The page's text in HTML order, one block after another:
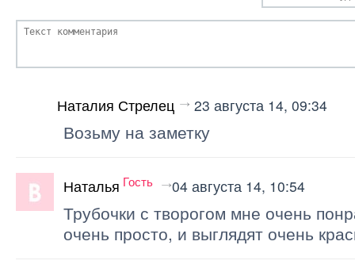
Наталия Стрелец 23 августа 14, 09:34
Возьму на заметку
Наталья Гость 04 августа 14, 10:54
Трубочки с творогом мне очень
очень просто, и выглядят очень